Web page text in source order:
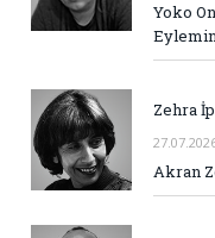
Yoko
Zehra
Akran